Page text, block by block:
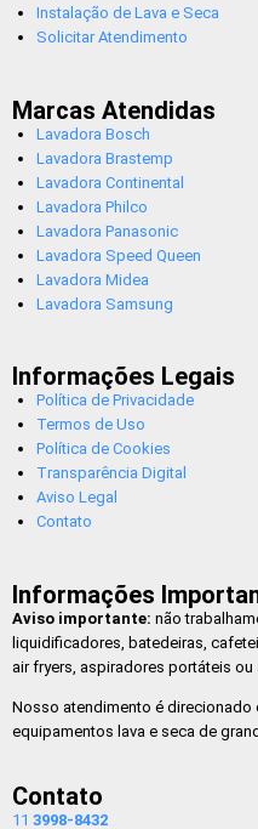
Instalação de Lava e Seca
Solicitar Atendimento
Marcas Atendidas
Lavadora Bosch
Lavadora Brastemp
Lavadora Continental
Lavadora Philco
Lavadora Panasonic
Lavadora Speed Queen
Lavadora Midea
Lavadora Samsung
Informações Legais
Política de Privacidade
Termos de Uso
Política de Cookies
Transparência Digital
Aviso Legal
Contato
Informações
Aviso importante: não
liquidificadores, batedeiras,
air fryers, aspiradores portáteis ou
Nosso atendimento é direcionado
equipamentos lava e seca de
Contato
11 3998-8432